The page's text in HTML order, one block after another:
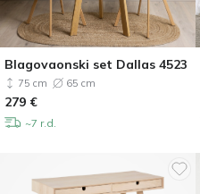
Blagovaonski set Dallas 4523
75 cm 65 cm
279 €
~7 r.d.